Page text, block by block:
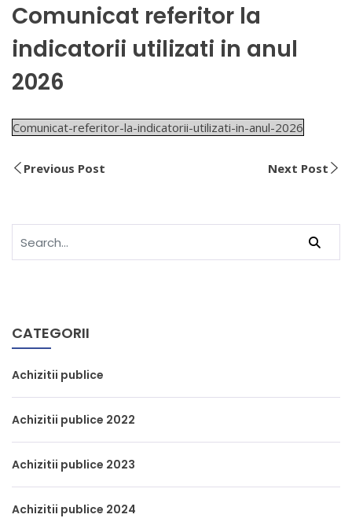
Comunicat referitor la
indicatorii utilizati in anul
2026
Comunicat-referitor-la-indicatorii-utilizati-in-anul-2026
Previous Post Next Post
CATEGORII
Achizitii publice
Achizitii publice 2022
Achizitii publice 2023
Achizitii publice 2024